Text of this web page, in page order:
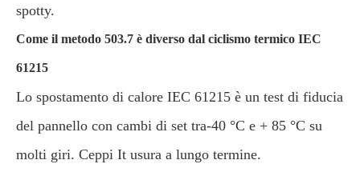
spotty.
Come il metodo 503.7 è diverso dal ciclismo termico IEC
61215
Lo spostamento di calore IEC 61215 è un test di fiducia
del pannello con cambi di set tra-40 °C e + 85 °C su
molti giri. Ceppi It usura a lungo termine.